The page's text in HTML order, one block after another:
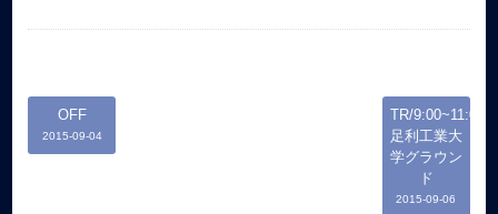
OFF
2015-09-04
TR/9:00~11:00/
足利工業大
学グラウン
ド
2015-09-06